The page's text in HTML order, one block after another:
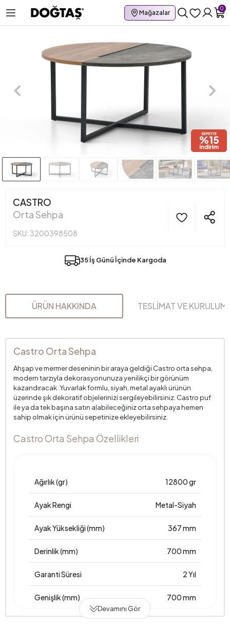
Mağazalar
0
CASTRO
Orta Sehpa
SKU: 3200398508
35 İş Günü İçinde Kargoda
ÜRÜN HAKKINDA TESLİMAT VE KURULUM
Castro Orta Sehpa
Ahşap ve mermer deseninin bir araya geldiği Castro orta sehpa,
modern tarzıyla dekorasyonunuza yenilikçi bir görünüm
kazandıracak. Yuvarlak formlu, siyah, metal ayaklı ürünün
üzerinde şık dekoratif objelerinizi sergileyebilirsiniz. Castro puf
ile ya da tek başına satın alabileceğiniz orta sehpaya hemen
sahip olmak için ürünü sepetinize ekleyebilirsiniz.
Castro Orta Sehpa Özellikleri
Ağırlık (gr) 12800 gr
Ayak Rengi Metal-Siyah
Ayak Yüksekliği (mm) 367 mm
Derinlik (mm) 700 mm
Garanti Süresi 2 Yıl
Genişlik (mm) 700 mm
Gövde Malzemesi Ceviz Suntalam
Devamını Gör